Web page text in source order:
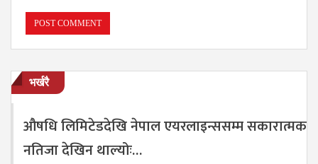
भर्खरै
औषधि लिमिटेडदेखि नेपाल एयरलाइन्ससम्म सकारात्मक
नतिजा देखिन थाल्योः…